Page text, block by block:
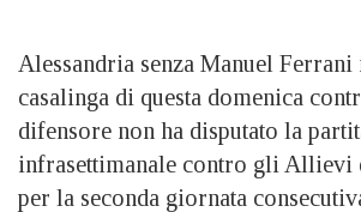
Alessandria senza Manuel Ferrani
casalinga di questa domenica
difensore non ha disputato la
infrasettimanale contro gli Allievi
per la seconda giornata